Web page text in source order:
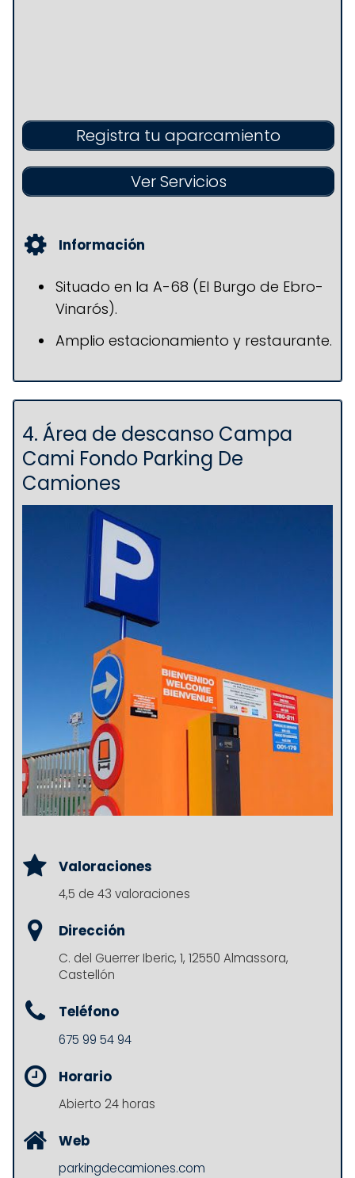
Registra tu aparcamiento
Ver Servicios
Información
Situado en la A-68 (El Burgo de Ebro-
Vinarós).
Amplio estacionamiento y restaurante.
4. Área de descanso Campa
Cami Fondo Parking De
Camiones
Valoraciones
4,5 de 43 valoraciones
Dirección
C. del Guerrer Iberic, 1, 12550 Almassora,
Castellón
Teléfono
675 99 54 94
Horario
Abierto 24 horas
Web
parkingdecamiones.com